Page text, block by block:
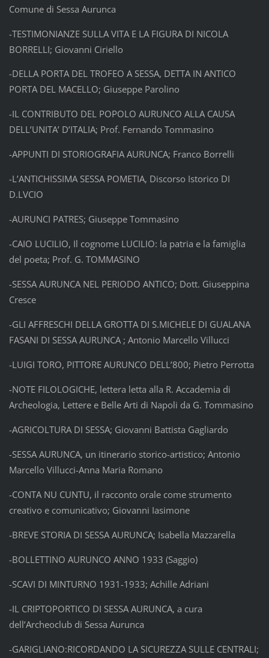
Comune di Sessa Aurunca
-TESTIMONIANZE SULLA VITA E LA FIGURA DI NICOLA
BORRELLI; Giovanni Ciriello
-DELLA PORTA DEL TROFEO A SESSA, DETTA IN ANTICO
PORTA DEL MACELLO; Giuseppe Parolino
-IL CONTRIBUTO DEL POPOLO AURUNCO ALLA CAUSA
DELL’UNITA’ D’ITALIA; Prof. Fernando Tommasino
-APPUNTI DI STORIOGRAFIA AURUNCA; Franco Borrelli
-L’ANTICHISSIMA SESSA POMETIA, Discorso Istorico DI
D.LVCIO
-AURUNCI PATRES; Giuseppe Tommasino
-CAIO LUCILIO, Il cognome LUCILIO: la patria e la famiglia
del poeta; Prof. G. TOMMASINO
-SESSA AURUNCA NEL PERIODO ANTICO; Dott. Giuseppina
Cresce
-GLI AFFRESCHI DELLA GROTTA DI S.MICHELE DI GUALANA
FASANI DI SESSA AURUNCA ; Antonio Marcello Villucci
-LUIGI TORO, PITTORE AURUNCO DELL’800; Pietro Perrotta
-NOTE FILOLOGICHE, lettera letta alla R. Accademia di
Archeologia, Lettere e Belle Arti di Napoli da G. Tommasino
-AGRICOLTURA DI SESSA; Giovanni Battista Gagliardo
-SESSA AURUNCA, un itinerario storico-artistico; Antonio
Marcello Villucci-Anna Maria Romano
-CONTA NU CUNTU, il racconto orale come strumento
creativo e comunicativo; Giovanni Iasimone
-BREVE STORIA DI SESSA AURUNCA; Isabella Mazzarella
-BOLLETTINO AURUNCO ANNO 1933 (Saggio)
-SCAVI DI MINTURNO 1931-1933; Achille Adriani
-IL CRIPTOPORTICO DI SESSA AURUNCA, a cura
dell’Archeoclub di Sessa Aurunca
-GARIGLIANO:RICORDANDO LA SICUREZZA SULLE CENTRALI;